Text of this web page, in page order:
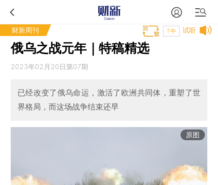
财新周刊 试听
T中
俄乌之战元年｜特稿精选
2023年02月20日第07期
已经改变了俄乌命运，激活了欧洲共同体，重塑了世
界格局，而这场战争结束还早
原图